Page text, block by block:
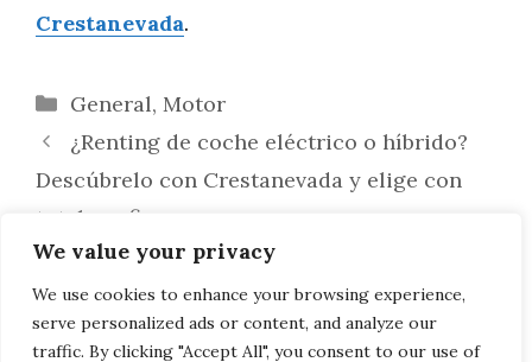
We value your privacy
We use cookies to enhance your browsing experience,
serve personalized ads or content, and analyze our
traffic. By clicking "Accept All", you consent to our use of
Crestanevada.
Categorías
General, Motor
¿Renting de coche eléctrico o híbrido?
Descúbrelo con Crestanevada y elige con
total confianza
Garantías en coches de segunda mano:
Todo lo que necesitas saber antes de
comprar en Madrid